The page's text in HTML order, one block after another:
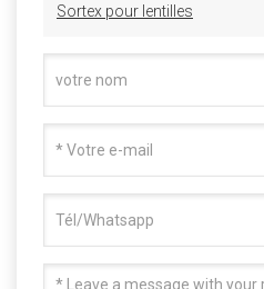
Sortex pour lentilles